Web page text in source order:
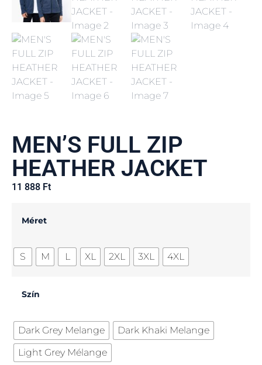
MEN’S FULL ZIP
HEATHER JACKET
11 888 Ft
Méret
S M L XL 2XL 3XL 4XL
Szín
Dark Grey Melange
Dark Khaki Melange
Light Grey Mélange